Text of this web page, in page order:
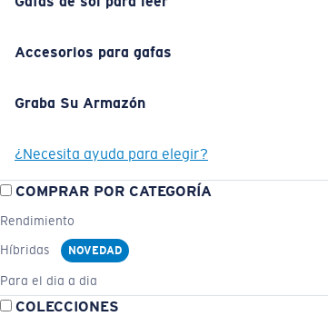
Accesorios para gafas
Graba Su Armazón
¿Necesita ayuda para elegir?
COMPRAR POR CATEGORÍA
Rendimiento
Híbridas
NOVEDAD
Para el dia a dia
COLECCIONES